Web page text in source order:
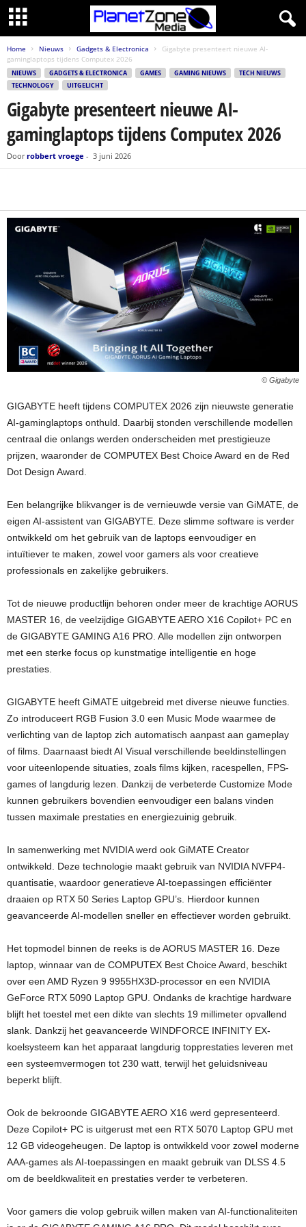
Home Nieuws Gadgets & Electronica
Gigabyte presenteert nieuwe AI-
gaminglaptops tijdens Computex 2026
NIEUWS GADGETS & ELECTRONICA GAMES GAMING NIEUWS
TECH NIEUWS
TECHNOLOGY
UITGELICHT
Gigabyte presenteert nieuwe AI-
gaminglaptops tijdens Computex 2026
Door robbert vroege - 3 juni 2026
© Gigabyte
GIGABYTE heeft tijdens COMPUTEX 2026 zijn nieuwste generatie
AI-gaminglaptops onthuld. Daarbij stonden verschillende modellen
centraal die onlangs werden onderscheiden met prestigieuze
prijzen, waaronder de COMPUTEX Best Choice Award en de Red
Dot Design Award.
Een belangrijke blikvanger is de vernieuwde versie van GiMATE, de
eigen AI-assistent van GIGABYTE. Deze slimme software is verder
ontwikkeld om het gebruik van de laptops eenvoudiger en
intuïtiever te maken, zowel voor gamers als voor creatieve
professionals en zakelijke gebruikers.
Tot de nieuwe productlijn behoren onder meer de krachtige AORUS
MASTER 16, de veelzijdige GIGABYTE AERO X16 Copilot+ PC en
de GIGABYTE GAMING A16 PRO. Alle modellen zijn ontworpen
met een sterke focus op kunstmatige intelligentie en hoge
prestaties.
GIGABYTE heeft GiMATE uitgebreid met diverse nieuwe functies.
Zo introduceert RGB Fusion 3.0 een Music Mode waarmee de
verlichting van de laptop zich automatisch aanpast aan gameplay
of films. Daarnaast biedt AI Visual verschillende beeldinstellingen
voor uiteenlopende situaties, zoals films kijken, racespellen, FPS-
games of langdurig lezen. Dankzij de verbeterde Customize Mode
kunnen gebruikers bovendien eenvoudiger een balans vinden
tussen maximale prestaties en energiezuinig gebruik.
In samenwerking met NVIDIA werd ook GiMATE Creator
ontwikkeld. Deze technologie maakt gebruik van NVIDIA NVFP4-
quantisatie, waardoor generatieve AI-toepassingen efficiënter
draaien op RTX 50 Series Laptop GPU’s. Hierdoor kunnen
geavanceerde AI-modellen sneller en effectiever worden gebruikt.
Het topmodel binnen de reeks is de AORUS MASTER 16. Deze
laptop, winnaar van de COMPUTEX Best Choice Award, beschikt
over een AMD Ryzen 9 9955HX3D-processor en een NVIDIA
GeForce RTX 5090 Laptop GPU. Ondanks de krachtige hardware
blijft het toestel met een dikte van slechts 19 millimeter opvallend
slank. Dankzij het geavanceerde WINDFORCE INFINITY EX-
koelsysteem kan het apparaat langdurig topprestaties leveren met
een systeemvermogen tot 230 watt, terwijl het geluidsniveau
beperkt blijft.
Ook de bekroonde GIGABYTE AERO X16 werd gepresenteerd.
Deze Copilot+ PC is uitgerust met een RTX 5070 Laptop GPU met
12 GB videogeheugen. De laptop is ontwikkeld voor zowel moderne
AAA-games als AI-toepassingen en maakt gebruik van DLSS 4.5
om de beeldkwaliteit en prestaties verder te verbeteren.
Voor gamers die volop gebruik willen maken van AI-functionaliteiten